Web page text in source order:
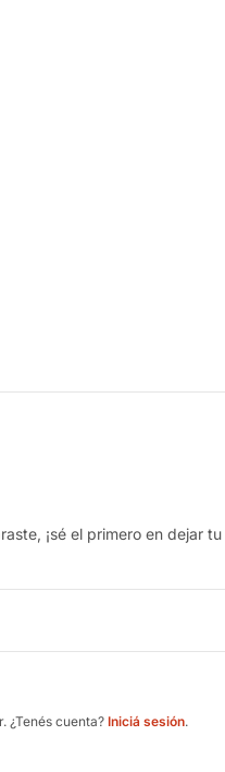
¡sé el primero en dejar tu
¿Tenés cuenta? Iniciá sesión.